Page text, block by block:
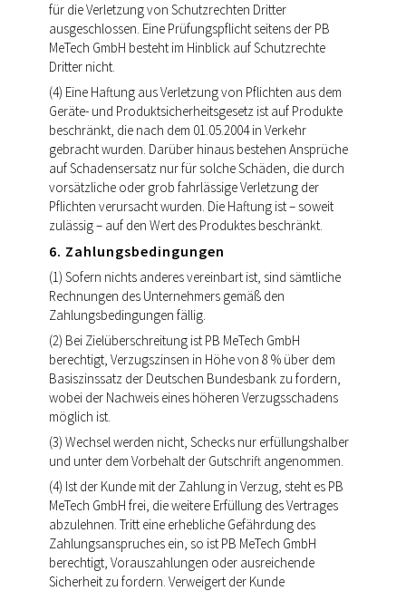
für die Verletzung von Schutzrechten Dritter
ausgeschlossen. Eine Prüfungspflicht seitens der PB
MeTech GmbH besteht im Hinblick auf Schutzrechte
Dritter nicht.
(4) Eine Haftung aus Verletzung von Pflichten aus dem
Geräte- und Produktsicherheitsgesetz ist auf Produkte
beschränkt, die nach dem 01.05.2004 in Verkehr
gebracht wurden. Darüber hinaus bestehen Ansprüche
auf Schadensersatz nur für solche Schäden, die durch
vorsätzliche oder grob fahrlässige Verletzung der
Pflichten verursacht wurden. Die Haftung ist – soweit
zulässig – auf den Wert des Produktes beschränkt.
6. Zahlungsbedingungen
(1) Sofern nichts anderes vereinbart ist, sind sämtliche
Rechnungen des Unternehmers gemäß den
Zahlungsbedingungen fällig.
(2) Bei Zielüberschreitung ist PB MeTech GmbH
berechtigt, Verzugszinsen in Höhe von 8 % über dem
Basiszinssatz der Deutschen Bundesbank zu fordern,
wobei der Nachweis eines höheren Verzugsschadens
möglich ist.
(3) Wechsel werden nicht, Schecks nur erfüllungshalber
und unter dem Vorbehalt der Gutschrift angenommen.
(4) Ist der Kunde mit der Zahlung in Verzug, steht es PB
MeTech GmbH frei, die weitere Erfüllung des Vertrages
abzulehnen. Tritt eine erhebliche Gefährdung des
Zahlungsanspruches ein, so ist PB MeTech GmbH
berechtigt, Vorauszahlungen oder ausreichende
Sicherheit zu fordern. Verweigert der Kunde